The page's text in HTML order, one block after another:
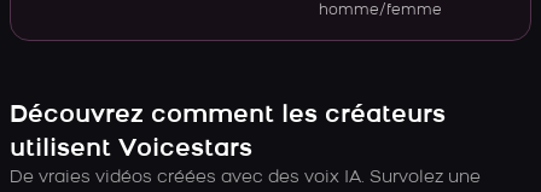
homme/femme
Découvrez comment les créateurs
utilisent Voicestars
De vraies vidéos créées avec des voix IA. Survolez une